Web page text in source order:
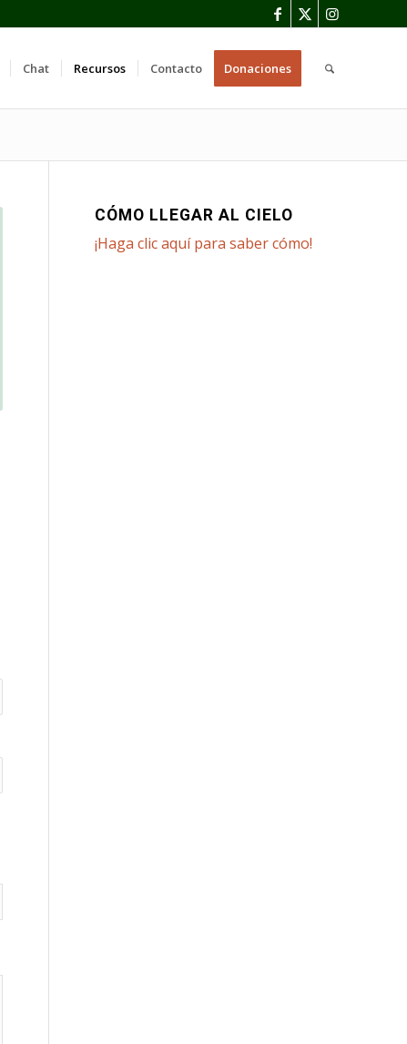
Chat Recursos Contacto Donaciones
CÓMO LLEGAR AL CIELO
¡Haga clic aquí para saber cómo!